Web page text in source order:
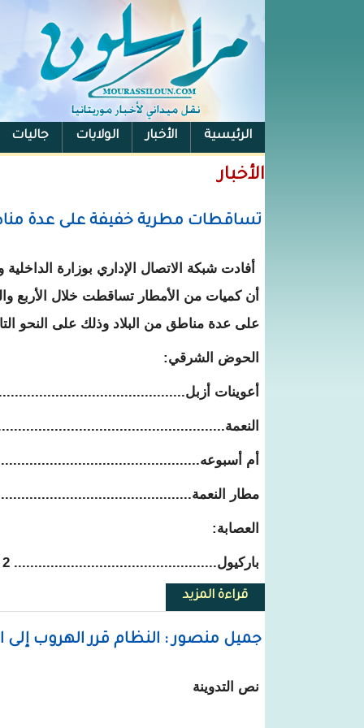
الرئيسية الأخبار الولايات جاليات
الفيس بوك
الأخبار
تساقطات مطرية خفيفة على عدة
أفادت شبكة الاتصال الإداري بوزارة الداخلية
أن كميات من الأمطار تساقطت خلال الأربع
على عدة مناطق من البلاد وذلك على النحو
الحوض الشرقي:
أعوينات أزبل................................................ 8
النعمة..........................................................
أم أسبوعه.................................................. 20
مطار النعمة............................................... 6
العصابة:
باركيول.................................................. 2 مم
قراءة المزيدحول تساقطات مطرية خفيفة
جميل منصور : النظام قرر الهروب إلى
نص التدوينة